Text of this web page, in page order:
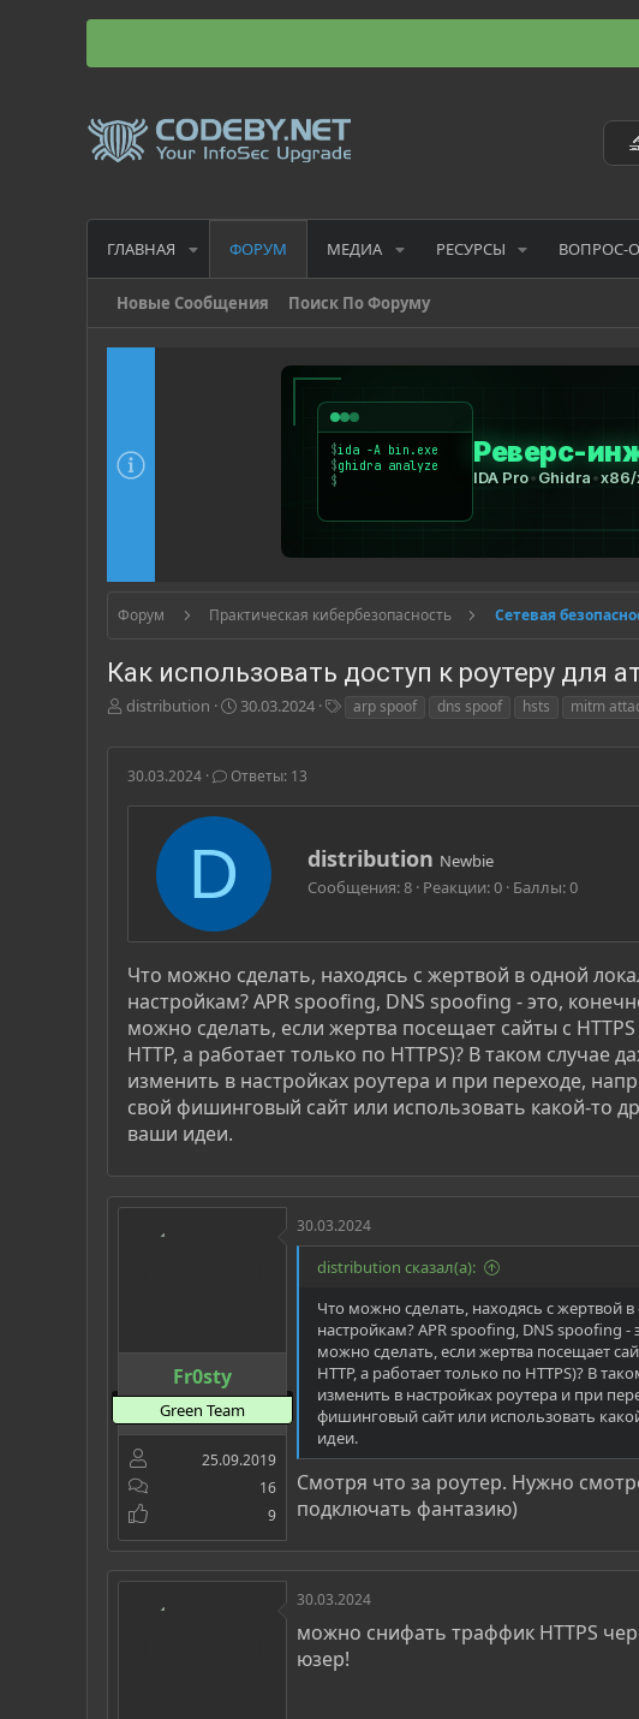
🔬
ГЛАВНАЯ ФОРУМ МЕДИА РЕСУРСЫ ВОПРОС-
Новые Сообщения Поиск По Форуму
Форум Практическая кибербезопасность Сетевая
Как использовать доступ к роутеру для
А
т
о
т
distribution
Д
т
а
а
ч
30.03.2024
г
arp spoof dns spoof hsts mitm
30.03.2024 Ответы: 13
D
А
т
р
distribution Newbie
Сообщения 8 Реакции 0 Баллы 0
Что можно сделать, находясь с жертвой в одной
настройкам? APR spoofing, DNS spoofing - это,
можно сделать, если жертва посещает сайты с
HTTP, а работает только по HTTPS)? В таком
изменить в настройках роутера и при переходе,
свой фишинговый сайт или использовать какой-то
ваши идеи.
Fr0sty
Green Team
25.09.2019
16
9
30.03.2024
distribution сказал(а):
Что можно сделать, находясь с жертвой
настройкам? APR spoofing, DNS spoofing
можно сделать, если жертва посещает
HTTP, а работает только по HTTPS)? В
изменить в настройках роутера и при
фишинговый сайт или использовать
идеи.
Смотря что за роутер. Нужно
подключать фантазию)
30.03.2024
можно снифать траффик HTTPS
юзер!